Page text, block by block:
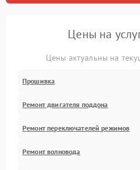
Цены на
Цены актуальны на
Прошивка
Ремонт двигателя поддона
Ремонт переключателей режимов
Ремонт волновода